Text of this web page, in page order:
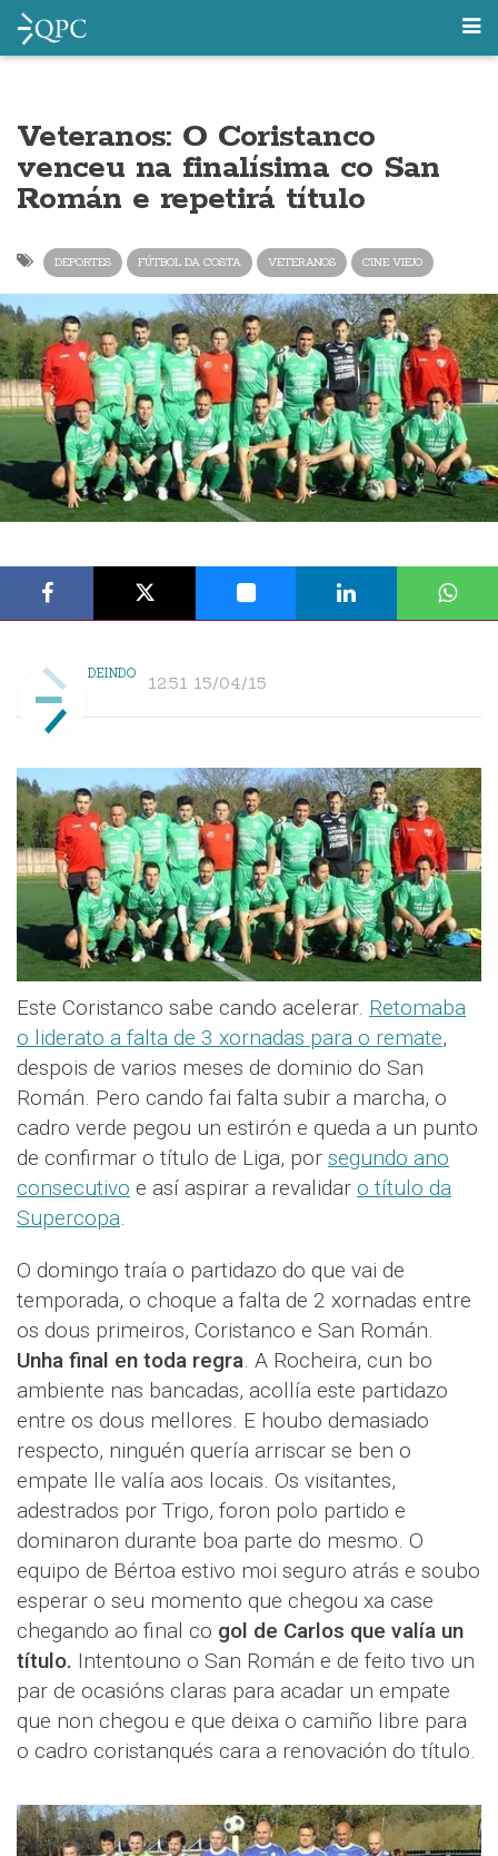
Veteranos: O Coristanco
venceu na finalísima co San
Román e repetirá título
DEPORTES FÚTBOL DA COSTA VETERANOS CINE VIEJO
DEINDO 12:51 15/04/15
Este Coristanco sabe cando acelerar. Retomaba
o liderato a falta de 3 xornadas para o remate,
despois de varios meses de dominio do San
Román. Pero cando fai falta subir a marcha, o
cadro verde pegou un estirón e queda a un punto
de confirmar o título de Liga, por segundo ano
consecutivo e así aspirar a revalidar o título da
Supercopa.
O domingo traía o partidazo do que vai de
temporada, o choque a falta de 2 xornadas entre
os dous primeiros, Coristanco e San Román.
Unha final en toda regra. A Rocheira, cun bo
ambiente nas bancadas, acollía este partidazo
entre os dous mellores. E houbo demasiado
respecto, ninguén quería arriscar se ben o
empate lle valía aos locais. Os visitantes,
adestrados por Trigo, foron polo partido e
dominaron durante boa parte do mesmo. O
equipo de Bértoa estivo moi seguro atrás e soubo
esperar o seu momento que chegou xa case
chegando ao final co gol de Carlos que valía un
título. Intentouno o San Román e de feito tivo un
par de ocasións claras para acadar un empate
que non chegou e que deixa o camiño libre para
o cadro coristanqués cara a renovación do título.